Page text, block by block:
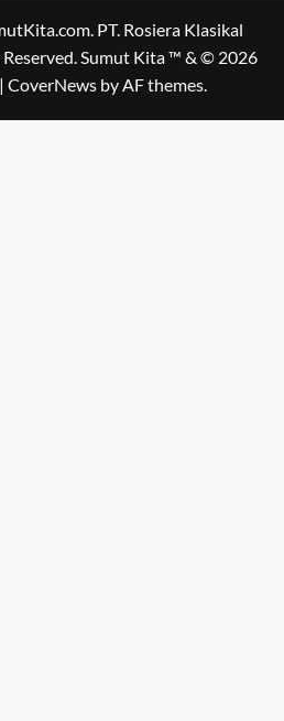
PT. Rosiera Klasikal
Sumut Kita ™ & © 2026
| CoverNews by AF themes.